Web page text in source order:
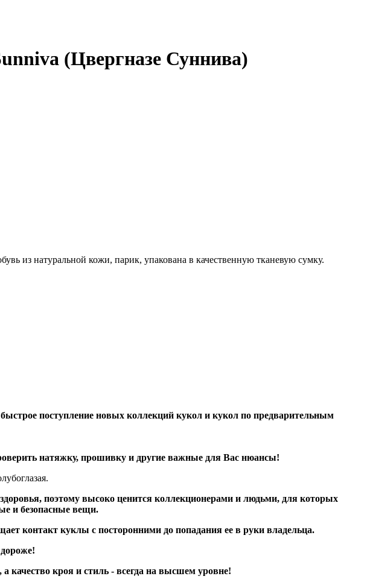
(Цвергназе Суннива)
из натуральной кожи, парик, упакована в качественную тканевую сумку.
поступление новых коллекций кукол и кукол по предварительным
натяжку, прошивку и другие важные для Вас нюансы!
поэтому высоко ценится коллекционерами и людьми, для которых
и безопасные вещи.
контакт куклы с посторонними до попадания ее в руки владельца.
качество кроя и стиль - всегда на высшем уровне!